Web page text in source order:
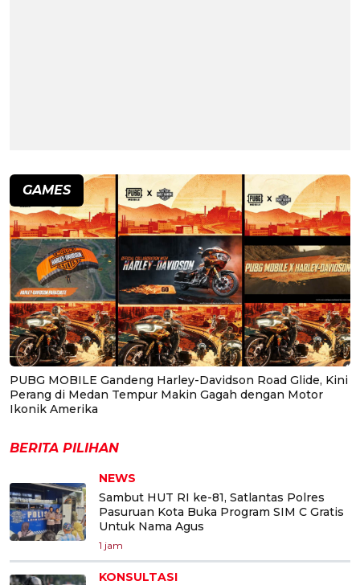
GAMES
PUBG MOBILE Gandeng Harley-Davidson Road Glide, Kini
Perang di Medan Tempur Makin Gagah dengan Motor
Ikonik Amerika
BERITA PILIHAN
NEWS
Sambut HUT RI ke-81, Satlantas Polres
Pasuruan Kota Buka Program SIM C Gratis
Untuk Nama Agus
1 jam
KONSULTASI